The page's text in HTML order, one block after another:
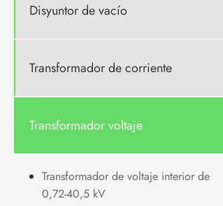
Disyuntor de vacío
Transformador de corriente
Transformador voltaje
Transformador de voltaje interior de
0,72-40,5 kV